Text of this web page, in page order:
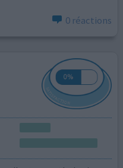
0 réactions